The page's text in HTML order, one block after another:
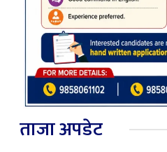
ताजा अपडेट